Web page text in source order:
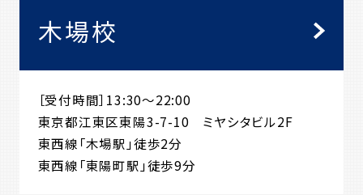
木場校
［受付時間］13:30～22:00
東京都江東区東陽3-7-10 ミヤシタビル2F
東西線「木場駅」徒歩2分
東西線「東陽町駅」徒歩9分